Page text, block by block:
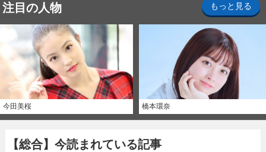
注目の人物 もっと見る
今田美桜 橋本環奈
【総合】今読まれている記事